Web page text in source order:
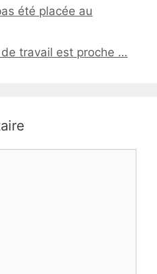
été placée au
travail est proche …